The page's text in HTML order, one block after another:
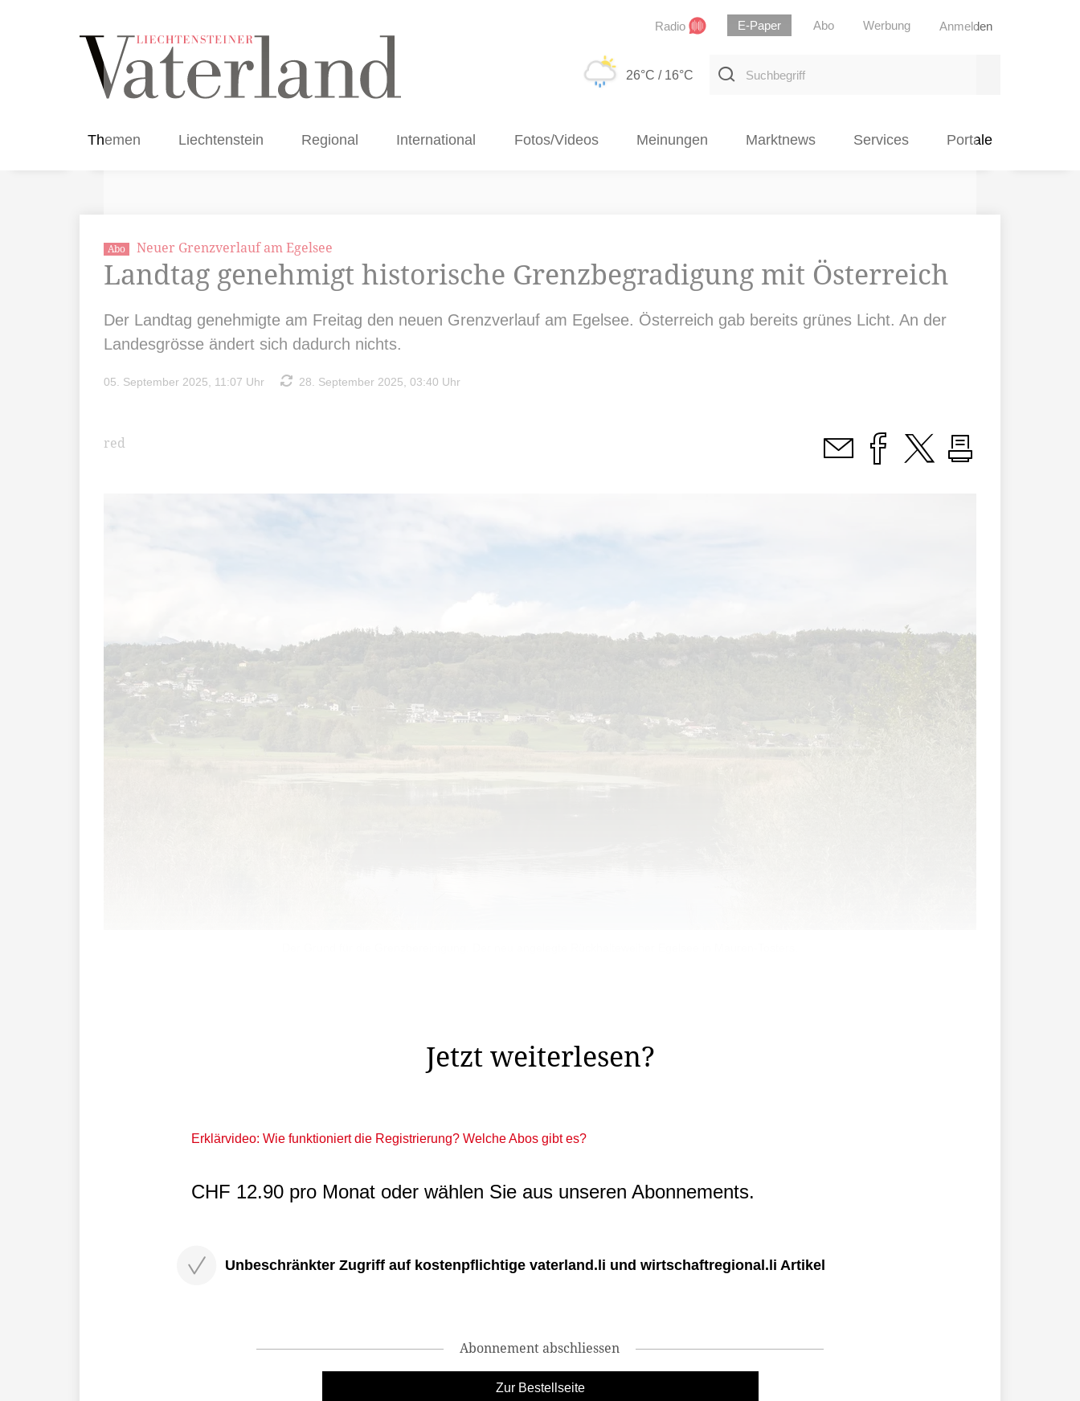
Radio E-Paper Abo Werbung Anmelden
26°C / 16°C
Suchbegriff
Themen Liechtenstein Regional International Fotos/Videos Meinungen Marktnews Services Portale
Abo Neuer Grenzverlauf am Egelsee
Landtag genehmigt historische Grenzbegradigung mit Österreich
Der Landtag genehmigte am Freitag den neuen Grenzverlauf am Egelsee. Österreich gab bereits grünes Licht. An der
Landesgrösse ändert sich dadurch nichts.
05. September 2025, 11:07 Uhr 28. September 2025, 03:40 Uhr
red
Jetzt weiterlesen?
Erklärvideo: Wie funktioniert die Registrierung? Welche Abos gibt es?
CHF 12.90 pro Monat oder wählen Sie aus unseren Abonnements.
Unbeschränkter Zugriff auf kostenpflichtige vaterland.li und wirtschaftregional.li Artikel
Abonnement abschliessen
Zur Bestellseite